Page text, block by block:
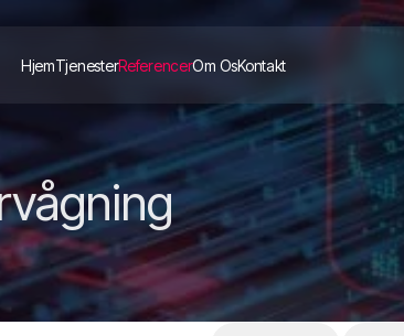
HjemTjenesterReferencerOm OsKontakt